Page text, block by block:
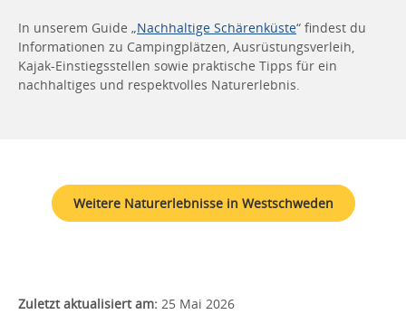
In unserem Guide „Nachhaltige Schärenküste“ findest du
Informationen zu Campingplätzen, Ausrüstungsverleih,
Kajak-Einstiegsstellen sowie praktische Tipps für ein
nachhaltiges und respektvolles Naturerlebnis.
Weitere Naturerlebnisse in Westschweden
Zuletzt aktualisiert am: 25 Mai 2026